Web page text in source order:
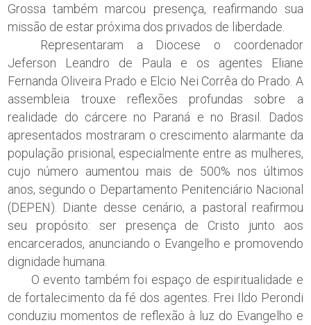
Grossa também marcou presença, reafirmando sua
missão de estar próxima dos privados de liberdade.
Representaram a Diocese o coordenador
Jeferson Leandro de Paula e os agentes Eliane
Fernanda Oliveira Prado e Elcio Nei Corrêa do Prado. A
assembleia trouxe reflexões profundas sobre a
realidade do cárcere no Paraná e no Brasil. Dados
apresentados mostraram o crescimento alarmante da
população prisional, especialmente entre as mulheres,
cujo número aumentou mais de 500% nos últimos
anos, segundo o Departamento Penitenciário Nacional
(DEPEN). Diante desse cenário, a pastoral reafirmou
seu propósito: ser presença de Cristo junto aos
encarcerados, anunciando o Evangelho e promovendo
dignidade humana.
O evento também foi espaço de espiritualidade e
de fortalecimento da fé dos agentes. Frei Ildo Perondi
conduziu momentos de reflexão à luz do Evangelho e